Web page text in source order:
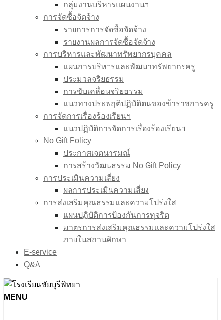
กลุ่มงานบริหารแผนงานฯ
การจัดซื้อจัดจ้าง
รายการการจัดซื้อจัดจ้าง
รายงานผลการจัดซื้อจัดจ้าง
การบริหารและพัฒนาทรัพยากรบุคคล
แผนการบริหารและพัฒนาทรัพยากรครู
ประมวลจริยธรรม
การขับเคลื่อนจริยธรรม
แนวทางประพฤติปฏิบัติตนของข้าราชการครู
การจัดการเรื่องร้องเรียนฯ
แนวปฏิบัติการจัดการเรื่องร้องเรียนฯ
No Gift Policy
ประกาศเจตนารมณ์
การสร้างวัฒนธรรม No Gift Policy
การประเมินความเสี่ยง
ผลการประเมินความเสี่ยง
การส่งเสริมคุณธรรมและความโปร่งใส
แผนปฏิบัติการป้องกันการทุจริต
มาตรการส่งเสริมคุณธรรมเเละความโปร่งใส
ภายในสถานศึกษา
E-service
Q&A
MENU